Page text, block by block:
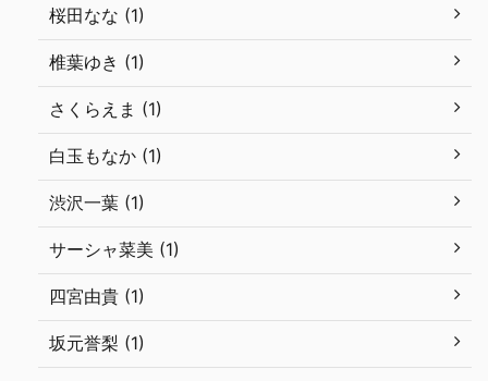
桜田なな (1)
椎葉ゆき (1)
さくらえま (1)
白玉もなか (1)
渋沢一葉 (1)
サーシャ菜美 (1)
四宮由貴 (1)
坂元誉梨 (1)